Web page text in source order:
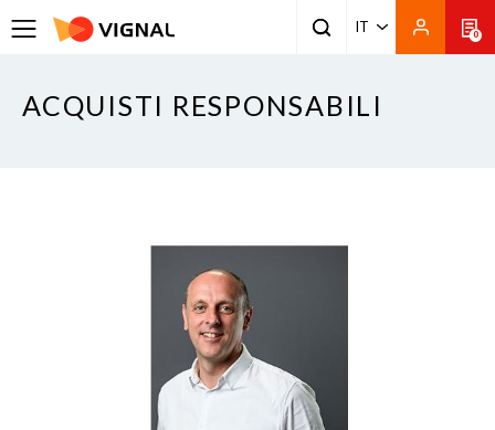
IT 0
ACQUISTI RESPONSABILI